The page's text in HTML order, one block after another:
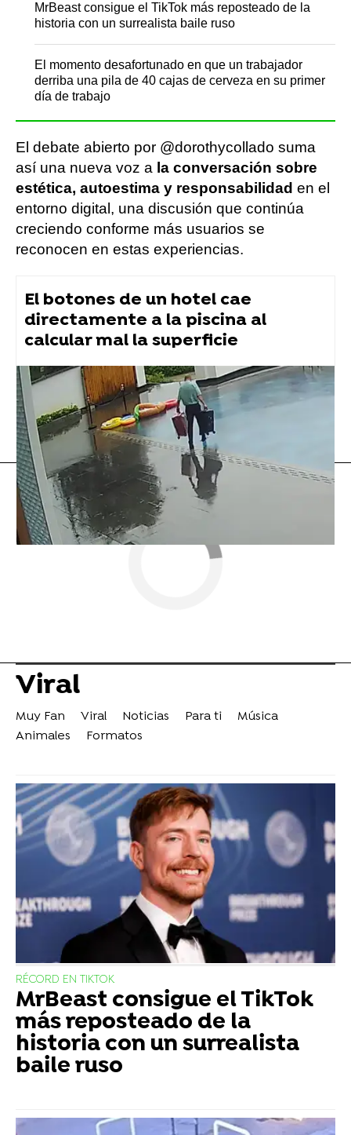
MrBeast consigue el TikTok más reposteado de la
historia con un surrealista baile ruso
El momento desafortunado en que un trabajador
derriba una pila de 40 cajas de cerveza en su primer
día de trabajo
El debate abierto por @dorothycollado suma
así una nueva voz a la conversación sobre
estética, autoestima y responsabilidad en el
entorno digital, una discusión que continúa
creciendo conforme más usuarios se
reconocen en estas experiencias.
El botones de un hotel cae
directamente a la piscina al
calcular mal la superficie
Vídeo viral
Flooxer Now » Viral
Viral
Muy Fan Viral Noticias Para ti
Música
Animales
Formatos
RÉCORD EN TIKTOK
MrBeast consigue el TikTok
más reposteado de la
historia con un surrealista
baile ruso